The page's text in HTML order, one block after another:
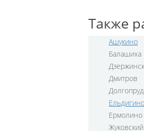
Также
Ашукино
Балашиха
Дмитров
Ермолино
Жуковский